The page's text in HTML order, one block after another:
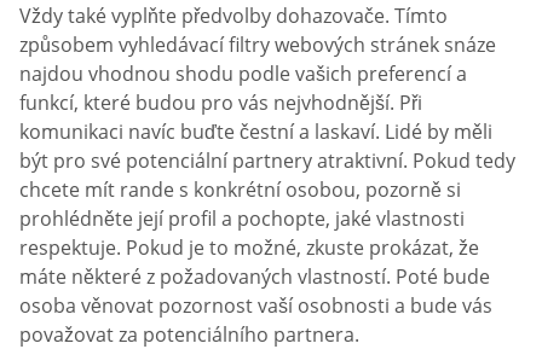
Vždy také vyplňte předvolby dohazovače. Tímto
způsobem vyhledávací filtry webových stránek snáze
najdou vhodnou shodu podle vašich preferencí a
funkcí, které budou pro vás nejvhodnější. Při
komunikaci navíc buďte čestní a laskaví. Lidé by měli
být pro své potenciální partnery atraktivní. Pokud tedy
chcete mít rande s konkrétní osobou, pozorně si
prohlédněte její profil a pochopte, jaké vlastnosti
respektuje. Pokud je to možné, zkuste prokázat, že
máte některé z požadovaných vlastností. Poté bude
osoba věnovat pozornost vaší osobnosti a bude vás
považovat za potenciálního partnera.